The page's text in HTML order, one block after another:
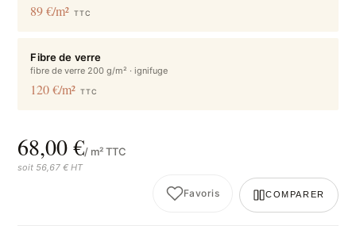
89 €/m² TTC
Fibre de verre
fibre de verre 200 g/m² · ignifuge
120 €/m² TTC
68,00 €/ m² TTC
soit 56,67 € HT
Favoris COMPARER